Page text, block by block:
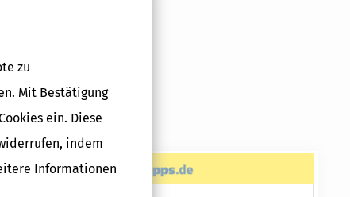
zu
Mit Bestätigung
ein. Diese
indem
Informationen
Druckversion